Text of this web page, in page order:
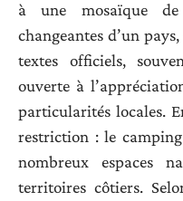
à une mosaïque de
changeantes d’un
textes officiels,
ouverte à
particularités locales.
restriction : le
nombreux espaces
territoires côtiers.